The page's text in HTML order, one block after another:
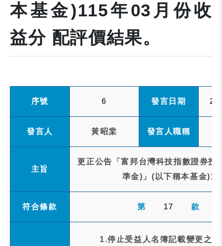
本基金)115年03月份收
益分 配評價結果。
序號 6 發言日期
發言人 黃昭棠 發言人職稱
主旨
更正公告「富邦台灣科技指數證券
準金)」(以下稱本基金
符合條款 第 17 款
1.停止受益人名簿記載變更之